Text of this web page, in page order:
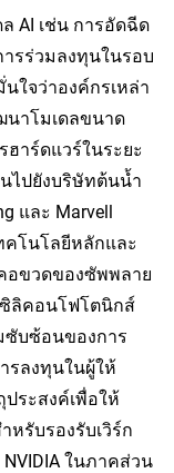
AI เช่น การอัดฉีด
ารร่วมลงทุนในรอบ
ใจว่าองค์กรเหล่า
นาโมเดลขนาด
าร์ดแวร์ในระยะ
ไปยังบริษัทต้นน้ำ
และ Marvell
คโนโลยีหลักและ
อขวดของซัพพลาย
ลิคอนโฟโตนิกส์
ซับซ้อนของการ
รลงทุนในผู้ให้
ประสงค์เพื่อให้
หรับรองรับเวิร์ก
ในภาคส่วน